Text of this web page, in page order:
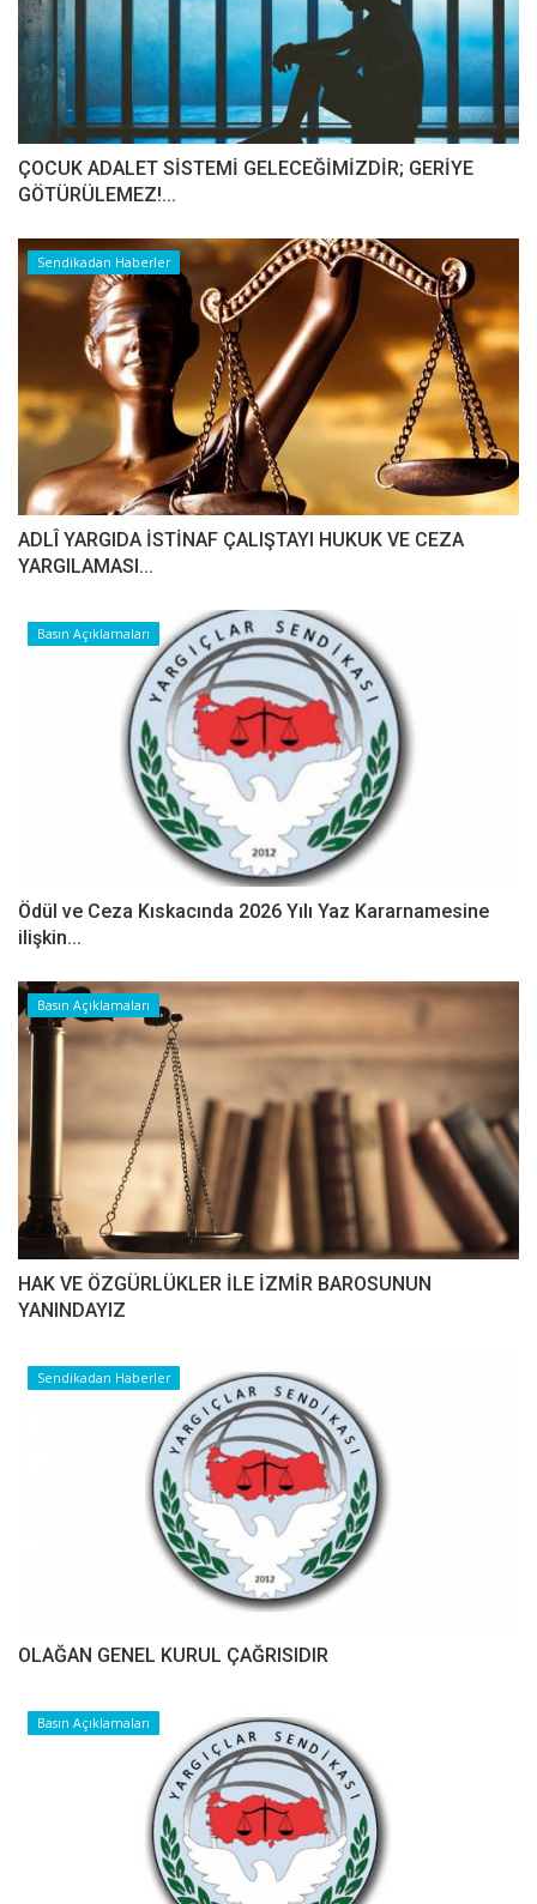
ÇOCUK ADALET SİSTEMİ GELECEĞİMİZDİR; GERİYE
GÖTÜRÜLEMEZ!...
Sendikadan Haberler
ADLÎ YARGIDA İSTİNAF ÇALIŞTAYI HUKUK VE CEZA
YARGILAMASI...
Basın Açıklamaları
Ödül ve Ceza Kıskacında 2026 Yılı Yaz Kararnamesine
ilişkin...
Basın Açıklamaları
HAK VE ÖZGÜRLÜKLER İLE İZMİR BAROSUNUN
YANINDAYIZ
Sendikadan Haberler
OLAĞAN GENEL KURUL ÇAĞRISIDIR
Basın Açıklamaları